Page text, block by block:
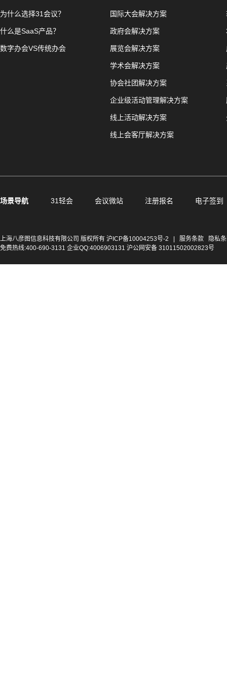
为什么选择31会议？
什么是SaaS产品？
数字办会VS传统办会
国际大会解决方案
政府会解决方案
展览会解决方案
学术会解决方案
协会社团解决方案
企业级活动管理解决方案
线上活动解决方案
线上会客厅解决方案
场景导航 31轻会 会议微站 注册报名 电子签到
上海八彦图信息科技有限公司 版权所有 沪ICP备10004253号-2 服务条款
隐私
免费热线:400-690-3131 企业QQ:4006903131 沪公网安备 31011502002823号